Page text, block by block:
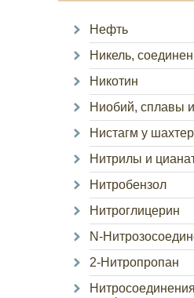
Нефть
Никель,
Никотин
Ниобий, сплавы
Нистагм у
Нитрилы и
Нитробензол
Нитроглицерин
N-
2-Нитропропан
Нитросоединения